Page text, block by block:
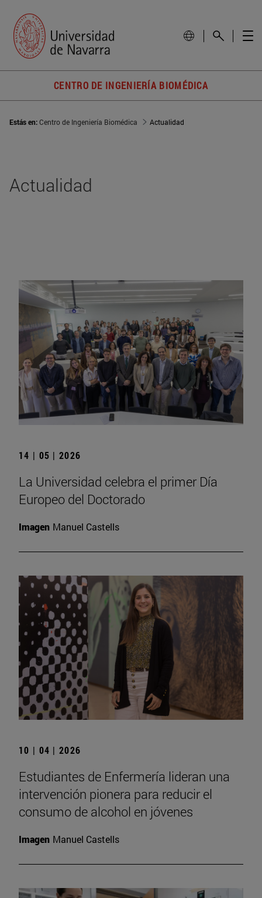
CENTRO DE INGENIERÍA BIOMÉDICA
Estás en:Centro de Ingeniería Biomédica Actualidad
Actualidad
14 | 05 | 2026
La Universidad celebra el primer Día
Europeo del Doctorado
Imagen Manuel Castells
10 | 04 | 2026
Estudiantes de Enfermería lideran una
intervención pionera para reducir el
consumo de alcohol en jóvenes
Imagen Manuel Castells